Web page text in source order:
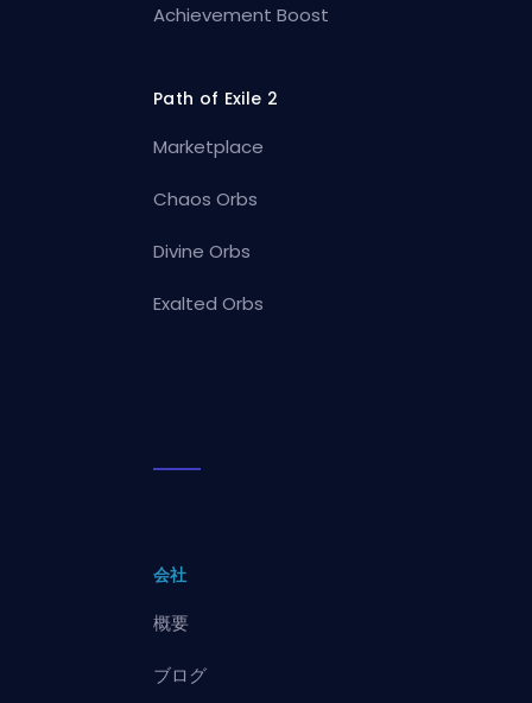
Achievement Boost
Path of Exile 2
Marketplace
Chaos Orbs
Divine Orbs
Exalted Orbs
会社
概要
ブログ